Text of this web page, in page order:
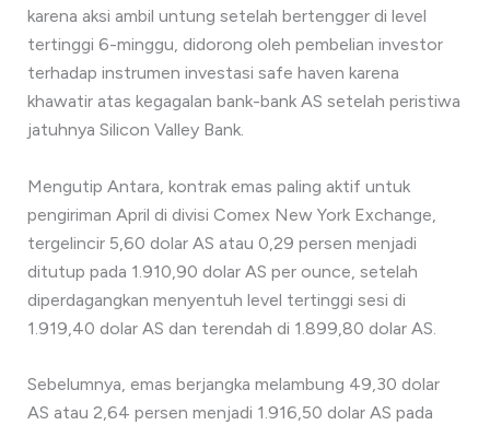
karena aksi ambil untung setelah bertengger di level
tertinggi 6-minggu, didorong oleh pembelian investor
terhadap instrumen investasi safe haven karena
khawatir atas kegagalan bank-bank AS setelah peristiwa
jatuhnya Silicon Valley Bank.
Mengutip Antara, kontrak emas paling aktif untuk
pengiriman April di divisi Comex New York Exchange,
tergelincir 5,60 dolar AS atau 0,29 persen menjadi
ditutup pada 1.910,90 dolar AS per ounce, setelah
diperdagangkan menyentuh level tertinggi sesi di
1.919,40 dolar AS dan terendah di 1.899,80 dolar AS.
Sebelumnya, emas berjangka melambung 49,30 dolar
AS atau 2,64 persen menjadi 1.916,50 dolar AS pada